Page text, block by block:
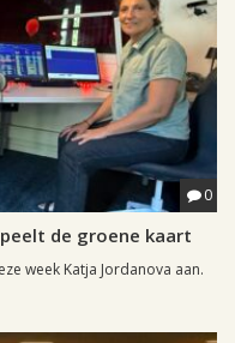
0
de groene kaart
week Katja Jordanova aan.